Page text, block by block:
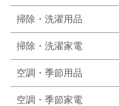
掃除・洗濯用品
掃除・洗濯家電
空調・季節用品
空調・季節家電